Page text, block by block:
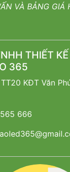
VÀ BẢNG GIÁ
THIẾT
365
KĐT Văn
666